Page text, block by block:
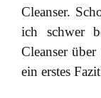
Cleanser.
ich schwer
Cleanser
ein erstes